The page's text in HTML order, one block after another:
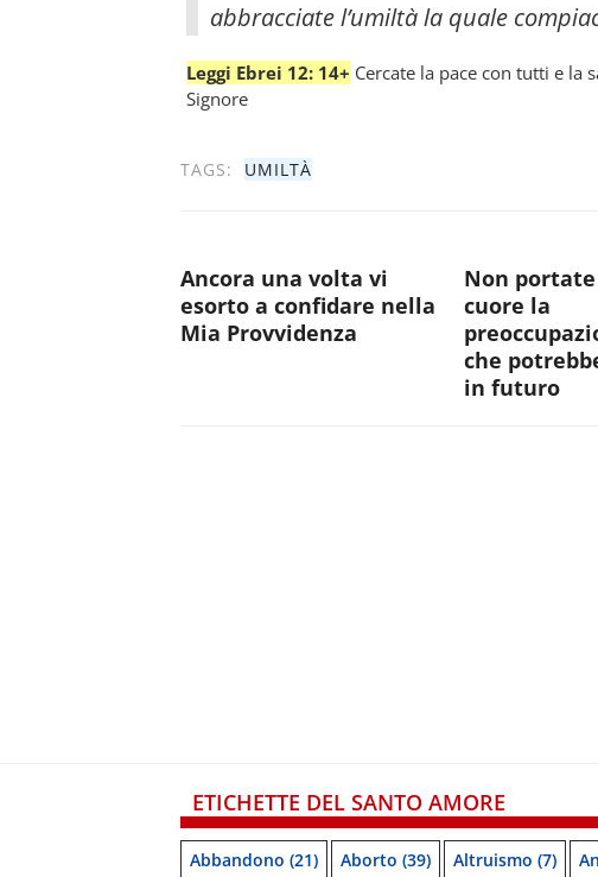
abbracciate l’umiltà la quale
Leggi Ebrei 12: 14+ Cercate la pace con tutti e la
Signore
TAGS: UMILTÀ
Ancora una volta vi
esorto a confidare nella
Mia Provvidenza
Non
cuore la
che
in futuro
ETICHETTE DEL SANTO AMORE
Abbandono (21) Aborto (39) Altruismo (7)